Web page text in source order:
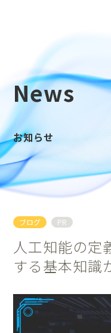
News
お知らせ
ブログ PR
人工知能の定
する基本知識